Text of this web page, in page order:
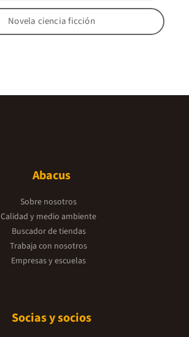
Novela ciencia ficción
Abacus
Sobre nosotros
Calidad y medio ambiente
Buscador de tiendas
Trabaja con nosotros
Empresas y escuelas
Socias y socios